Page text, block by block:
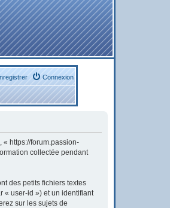
Connexion
« https://forum.passion-
collectée pendant
des petits fichiers textes
« user-id ») et un identifiant
sur les sujets de